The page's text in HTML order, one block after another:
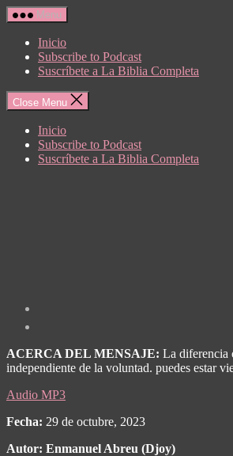
Skip
to
content
Menu
Inicio
Subscribe to Podcast
Suscríbete a La Biblia Completa
Close Menu
Inicio
Subscribe to Podcast
Suscríbete a La Biblia Completa
ACERCA DEL MENSAJE: La diferencia
independiente de la voluntad. puedes estar
Audio MP3
Fecha: 29 de octubre, 2023
Autor: Enmanuel Abreu (Djoy)